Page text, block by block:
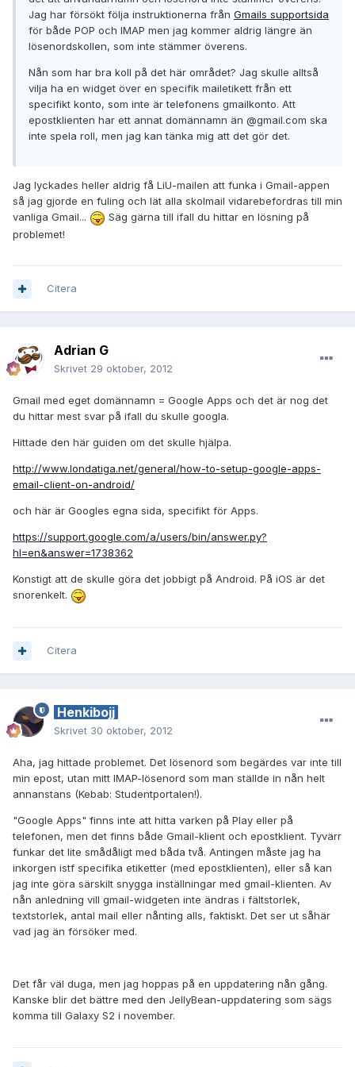
Jag har försökt följa instruktionerna från Gmails supportsida
för både POP och IMAP men jag kommer aldrig längre än
lösenordskollen, som inte stämmer överens.
Nån som har bra koll på det här området? Jag skulle alltså
vilja ha en widget över en specifik mailetikett från ett
specifikt konto, som inte är telefonens gmailkonto. Att
epostklienten har ett annat domännamn än @gmail.com ska
inte spela roll, men jag kan tänka mig att det gör det.
Jag lyckades heller aldrig få LiU-mailen att funka i Gmail-appen
så jag gjorde en fuling och lät alla skolmail vidarebefordras till min
vanliga Gmail...
Säg gärna till ifall du hittar en lösning på
problemet!
Citera
Adrian G
Skrivet 29 oktober, 2012
Gmail med eget domännamn = Google Apps och det är nog det
du hittar mest svar på ifall du skulle googla.
Hittade den här guiden om det skulle hjälpa.
http://www.londatiga.net/general/how-to-setup-google-apps-
email-client-on-android/
och här är Googles egna sida, specifikt för Apps.
https://support.google.com/a/users/bin/answer.py?
hl=en&answer=1738362
Konstigt att de skulle göra det jobbigt på Android. På iOS är det
snorenkelt.
Citera
Henkibojj
Skrivet 30 oktober, 2012
Aha, jag hittade problemet. Det lösenord som begärdes var inte till
min epost, utan mitt IMAP-lösenord som man ställde in nån helt
annanstans (Kebab: Studentportalen!).
"Google Apps" finns inte att hitta varken på Play eller på
telefonen, men det finns både Gmail-klient och epostklient. Tyvärr
funkar det lite smådåligt med båda två. Antingen måste jag ha
inkorgen istf specifika etiketter (med epostklienten), eller så kan
jag inte göra särskilt snygga inställningar med gmail-klienten. Av
nån anledning vill gmail-widgeten inte ändras i fältstorlek,
textstorlek, antal mail eller nånting alls, faktiskt. Det ser ut såhär
vad jag än försöker med.
Det får väl duga, men jag hoppas på en uppdatering nån gång.
Kanske blir det bättre med den JellyBean-uppdatering som sägs
komma till Galaxy S2 i november.